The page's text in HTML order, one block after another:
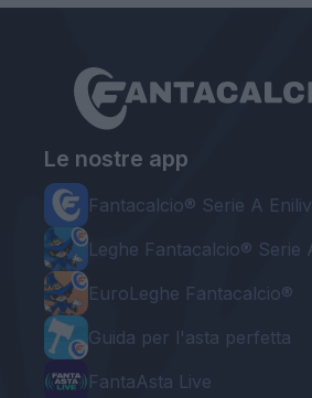
Le nostre app
Fantacalcio® Serie A
Leghe Fantacalcio® Serie
EuroLeghe Fantacalcio®
Guida per l'asta perfetta
FantaAsta Live